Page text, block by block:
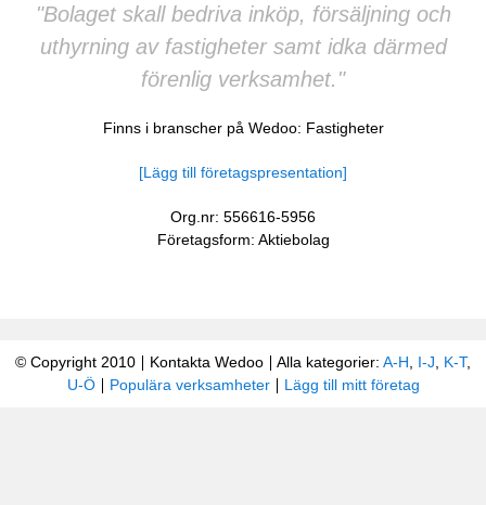
"Bolaget skall bedriva inköp, försäljning och
uthyrning av fastigheter samt idka därmed
förenlig verksamhet."
Finns i branscher på Wedoo: Fastigheter
[Lägg till företagspresentation]
Org.nr: 556616-5956
Företagsform: Aktiebolag
© Copyright 2010 Kontakta Wedoo Alla kategorier: A-H I-J K-T,
U-Ö
Populära verksamheter Lägg till mitt företag